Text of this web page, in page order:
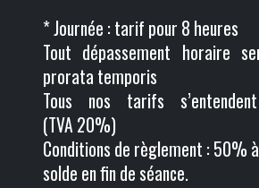
* Journée : tarif pour 8 heures
Tout dépassement horaire
prorata temporis
Tous nos tarifs
(TVA 20%)
Conditions de règlement : 50%
solde en fin de séance.